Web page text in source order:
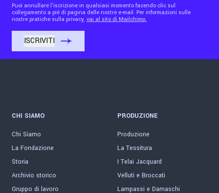
Puoi annullare l'iscrizione in qualsiasi momento facendo clic sul
collegamento a piè di pagina delle nostre e-mail. Per informazioni sulle
nostre pratiche sulla privacy, vai al sito di Mailchimp.
CHI SIAMO
Chi Siamo
La Fondazione
Storia
Archivio storico
Gruppo di lavoro
PRODUZIONE
Produzione
La Tessitura
I Telai Jacquard
Velluti e Broccati
Lampassi e Damaschi